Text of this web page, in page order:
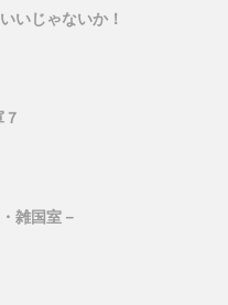
いじゃないか！
雑国室－